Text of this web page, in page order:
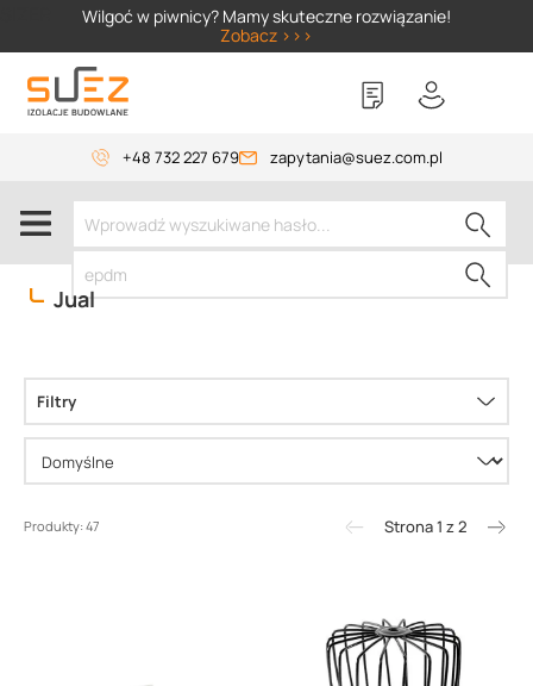
Wilgoć w piwnicy? Mamy skuteczne rozwiązanie!
Zobacz >>>
+48 732 227 679 zapytania@suez.com.pl
Jual
Filtry
Produkty: 47 Strona 1 z 2